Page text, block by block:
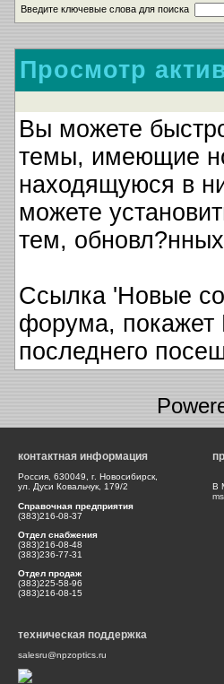
Введите ключевые слова для поиска
Просмотр
Вы можете
темы, имеющие
находящуюся в
можете
тем,
Ссылка 'Новые
форума,
последнего
контактная информация
Россия, 630049, г. Новосибирск,
ул. Дуси Ковальчук, 179/2
Справочная предприятия
(383)216-08-37
Отдел снабжения
(383)216-08-48
(383)236-77-31
Отдел продаж
(383)225-58-96
(383)216-08-15
В
техническая поддержка
salesru@npzoptics.ru